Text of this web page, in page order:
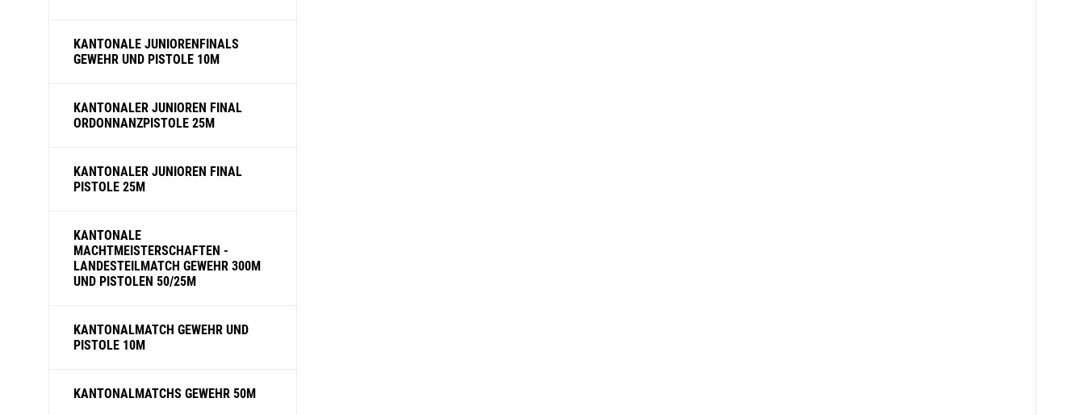
KANTONALE JUNIORENFINALS
GEWEHR UND PISTOLE 10M
KANTONALER JUNIOREN FINAL
ORDONNANZPISTOLE 25M
KANTONALER JUNIOREN FINAL
PISTOLE 25M
KANTONALE
MACHTMEISTERSCHAFTEN -
LANDESTEILMATCH GEWEHR 300M
UND PISTOLEN 50/25M
KANTONALMATCH GEWEHR UND
PISTOLE 10M
KANTONALMATCHS GEWEHR 50M